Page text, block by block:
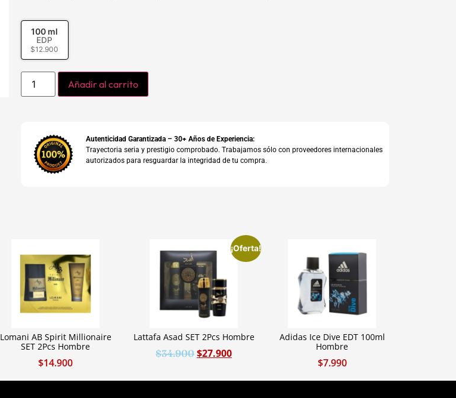
100 ml
EDP
$12.900
Añadir al carrito
Autenticidad Garantizada – 30+ Años de Experiencia:
Trayectoria seria y prestigio comprobado. Trabajamos sólo con proveedores internacionales
autorizados para resguardar la integridad de tu compra.
Lomani AB Spirit Millionaire
SET 2Pcs Hombre
$14.900
¡Oferta!
Lattafa Asad SET 2Pcs Hombre
$34.900 $27.900
Adidas Ice Dive EDT 100ml
Hombre
$7.990